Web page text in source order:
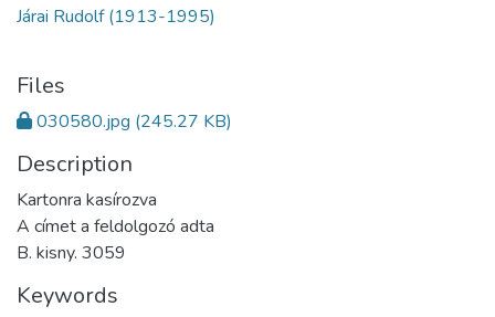
Járai Rudolf (1913-1995)
Files
030580.jpg (245.27 KB)
Description
Kartonra kasírozva
A címet a feldolgozó adta
B. kisny. 3059
Keywords